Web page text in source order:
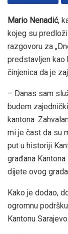
Mario Nenadić,
kojeg su
razgovoru za
predstavljen kao
činjenica da je
– Danas sam
budem
kantona.
mi je čast da su
put u historiji
građana
dijete ovog
Kako je dodao,
ogromnu
Kantonu Sarajevo.